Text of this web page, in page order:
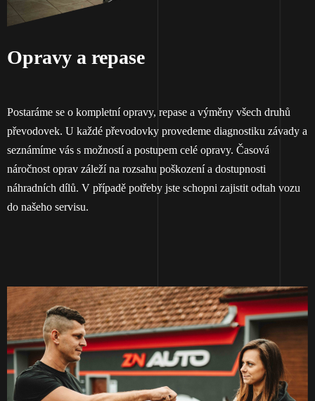
Opravy a repase
Postaráme se o kompletní opravy, repase a výměny všech druhů
převodovek. U každé převodovky provedeme diagnostiku závady a
seznámíme vás s možností a postupem celé opravy. Časová
náročnost oprav záleží na rozsahu poškození a dostupnosti
náhradních dílů. V případě potřeby jste schopni zajistit odtah vozu
do našeho servisu.